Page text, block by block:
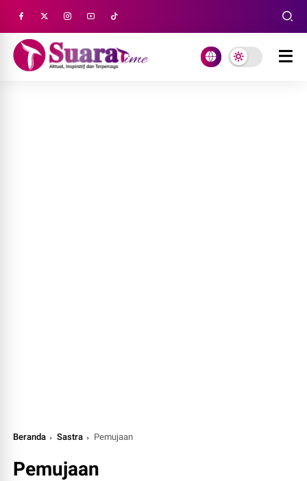
Beranda Sastra Pemujaan
Pemujaan